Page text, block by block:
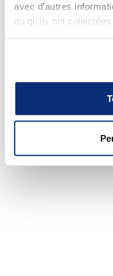
avec d'autres
ou qu'ils ont